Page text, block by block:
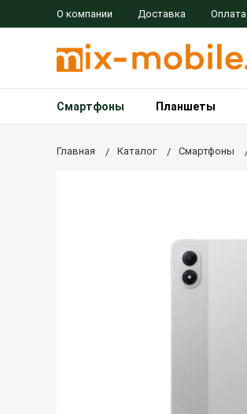
О компании Доставка Оплата
Смартфоны Планшеты
Главная Каталог Смартфоны